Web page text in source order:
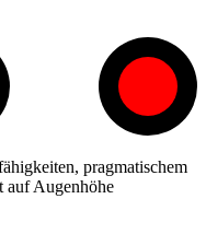
pragmatischem
auf Augenhöhe